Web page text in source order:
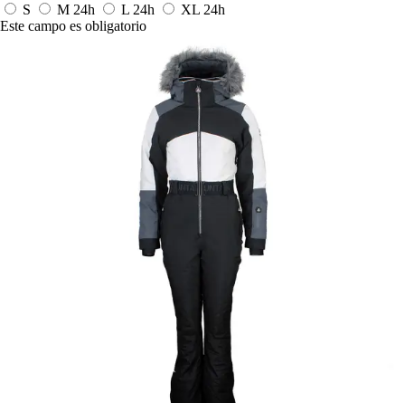
S
M 24h L 24h XL 24h
Este campo es obligatorio